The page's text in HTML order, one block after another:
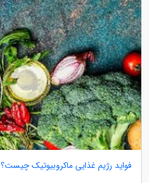
فواید رژیم غذایی ماکروبیوتیک چیست؟